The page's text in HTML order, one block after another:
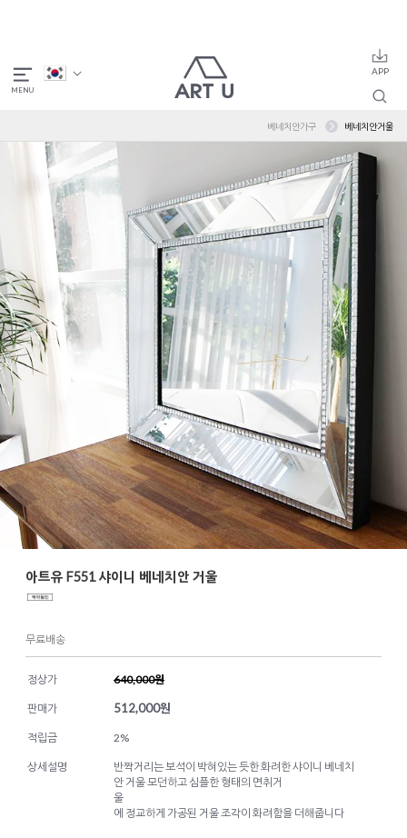
베네치안가구 베네치안거울
아트유 F551 샤이니 베네치안 거울
무료배송
정상가 640,000원
판매가 512,000원
적립금 2%
상세설명
반짝거리는 보석이 박혀있는 듯한 화려한 샤이니 베네치
안 거울 모던하고 심플한 형태의 면취거
울
에 정교하게 가공된 거울 조각이 화려함을 더해줍니다